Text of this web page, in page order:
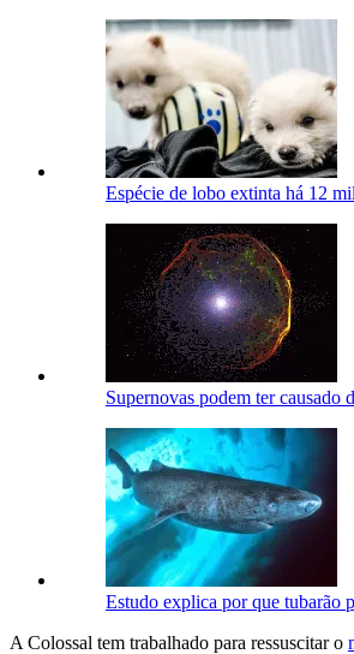
Espécie de lobo extinta há 12
Supernovas podem ter causado
Estudo explica por que tubarão
A Colossal tem trabalhado para ressuscitar o